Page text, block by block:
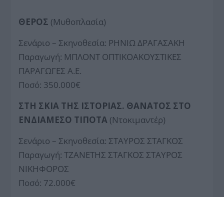
ΘΕΡΟΣ (Μυθοπλασία)
Σενάριο – Σκηνοθεσία: ΡΗΝΙΩ ΔΡΑΓΑΣΑΚΗ
Παραγωγή: ΜΠΛΟΝΤ ΟΠΤΙΚΟΑΚΟΥΣΤΙΚΕΣ
ΠΑΡΑΓΩΓΕΣ Α.Ε.
Ποσό: 350.000€
ΣΤΗ ΣΚΙΑ ΤΗΣ ΙΣΤΟΡΙΑΣ. ΘΑΝΑΤΟΣ ΣΤΟ
ΕΝΔΙΑΜΕΣΟ ΤΙΠΟΤΑ (Ντοκιμαντέρ)
Σενάριο – Σκηνοθεσία: ΣΤΑΥΡΟΣ ΣΤΑΓΚΟΣ
Παραγωγή: ΤΖΑΝΕΤΗΣ ΣΤΑΓΚΟΣ ΣΤΑΥΡΟΣ
ΝΙΚΗΦΟΡΟΣ
Ποσό: 72.000€